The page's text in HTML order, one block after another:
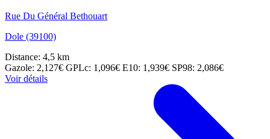
Rue Du Général Bethouart
Dole (39100)
Distance: 4,5 km
Gazole: 2,127€ GPLc: 1,096€ E10: 1,939€ SP98: 2,086€
Voir détails